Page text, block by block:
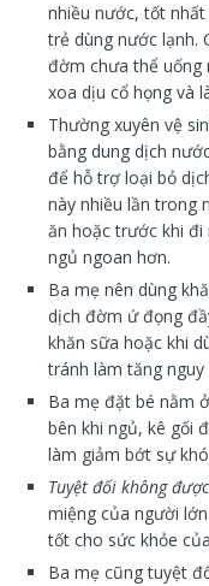
nhiều nước, tốt
trẻ dùng nước lạnh.
đờm chưa thể uống
xoa dịu cổ họng và
Thường xuyên vệ
bằng dung dịch
để hỗ trợ loại bỏ
này nhiều lần trong
ăn hoặc trước khi đi
ngủ ngoan hơn.
Ba mẹ nên dùng
dịch đờm ứ đọng
khăn sữa hoặc khi
tránh làm tăng nguy
Ba mẹ đặt bé nằm
bên khi ngủ, kê gối
làm giảm bớt sự
Tuyệt đối không
miệng của người
tốt cho sức khỏe
Ba mẹ cũng tuyệt